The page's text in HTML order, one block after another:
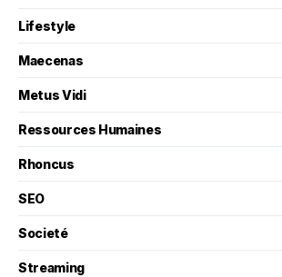
Lifestyle
Maecenas
Metus Vidi
Ressources Humaines
Rhoncus
SEO
Societé
Streaming